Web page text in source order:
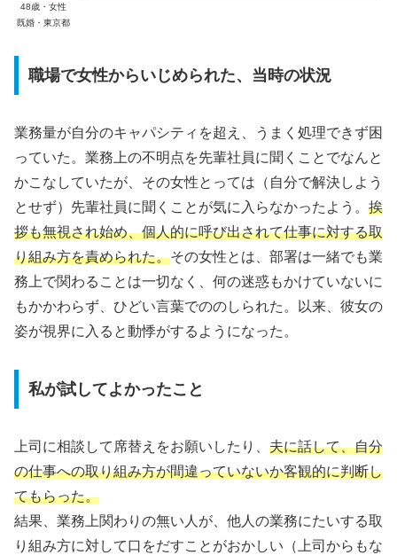
48歳・女性
既婚・東京都
職場で女性からいじめられた、当時の状況
業務量が自分のキャパシティを超え、うまく処理できず困
っていた。業務上の不明点を先輩社員に聞くことでなんと
かこなしていたが、その女性とっては（自分で解決しよう
とせず）先輩社員に聞くことが気に入らなかったよう。 挨
拶も無視され始め、個人的に呼び出されて仕事に対する取
り組み方を責められた。その女性とは、部署は一緒でも業
務上で関わることは一切なく、何の迷惑もかけていないに
もかかわらず、ひどい言葉でののしられた。以来、彼女の
姿が視界に入ると動悸がするようになった。
私が試してよかったこと
上司に相談して席替えをお願いしたり、 夫に話して、自分
の仕事への取り組み方が間違っていないか客観的に判断し
てもらった。
結果、業務上関わりの無い人が、他人の業務にたいする取
り組み方に対して口をだすことがおかしい（上司からもな